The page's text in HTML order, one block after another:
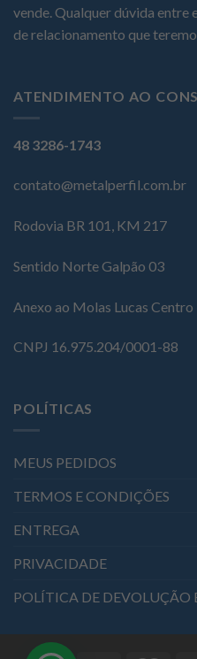
vende. Qualquer dúvida entre
de relacionamento que
ATENDIMENTO AO
48 3286-1743
contato@metalperfil.com.br
Rodovia BR 101, KM 217
Sentido Norte Galpão 03
Anexo ao Molas Lucas Centro
CNPJ 16.975.204/0001-88
POLÍTICAS
MEUS PEDIDOS
TERMOS E CONDIÇÕES
ENTREGA
PRIVACIDADE
POLÍTICA DE DEVOLUÇÃO